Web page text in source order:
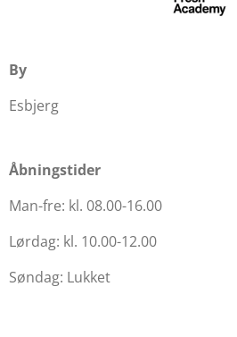
By
Esbjerg
Åbningstider
Man-fre: kl. 08.00-16.00
Lørdag: kl. 10.00-12.00
Søndag: Lukket